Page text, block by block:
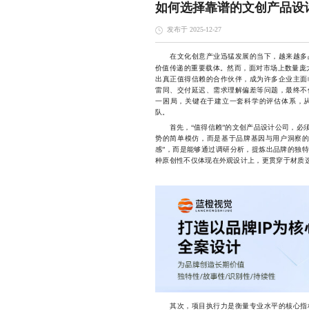
如何选择靠谱的文创产品设
发布于 2025-12-27
在文化创意产业迅猛发展的当下，越来越多
价值传递的重要载体。然而，面对市场上数量庞
出真正值得信赖的合作伙伴，成为许多企业主
雷同、交付延迟、需求理解偏差等问题，最终
一困局，关键在于建立一套科学的评估体系，
队。
首先，“值得信赖”的文创产品设计公司，必
势的简单模仿，而是基于品牌基因与用户洞察
感”，而是能够通过调研分析，提炼出品牌的独
种原创性不仅体现在外观设计上，更贯穿于材质
其次，项目执行力是衡量专业水平的核心指